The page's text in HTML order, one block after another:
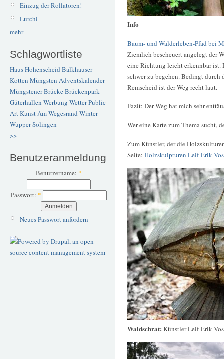
Einzug der Rollatoren!
Lurchi
mehr
Schlagwortliste
Haus Hohenscheid Balkhauser
Kotten Müngsten Adventskalender
Müngstener BrückeBrückenpark
Güterhallen Werbung WetterPublic
ArtKunstAm Wegesrand Winter
WupperSolingen
>>
Benutzeranmeldung
Benutzername: *
Passwort: *
Neues Passwort anfordern
Info
Baum- und Walderleben-Pfad bei
Ziemlich bescheuert angelegt der
eine Richtung leicht erkennbar ist.
schwer zu begehen. Bedingt
Remscheid ist der Weg recht laut.
Fazit: Der Weg hat mich sehr
Wer eine Karte zum Thema sucht,
Zum Künstler, der die
Seite: Holzskulpturen Leif-Erik
Waldschrat: Künstler Leif-Erik